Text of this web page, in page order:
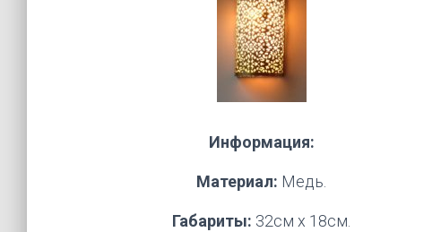
Информация:
Материал: Медь.
Габариты: 32см х 18см.